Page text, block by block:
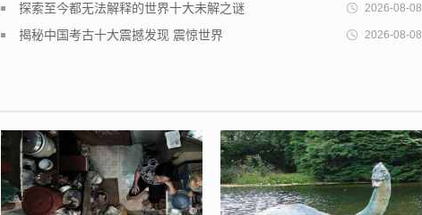
2026-08-08
探索至今都无法解释的世界十大未解之谜
2026-08-08
揭秘中国考古十大震撼发现 震惊世界